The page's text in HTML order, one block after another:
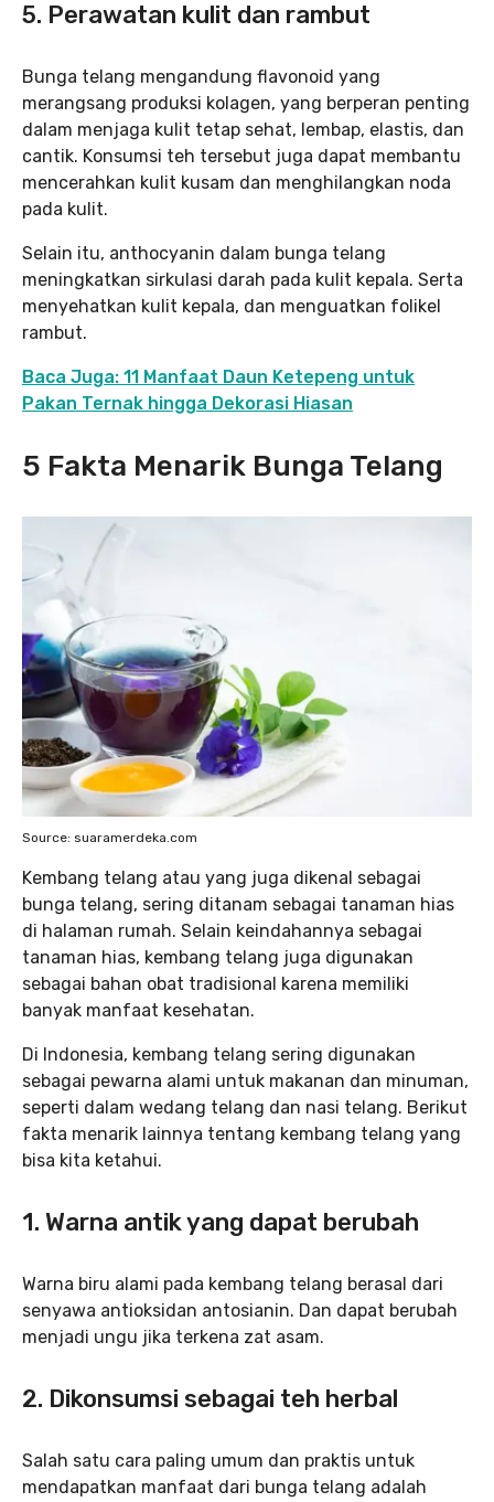
5. Perawatan kulit dan rambut
Bunga telang mengandung flavonoid yang
merangsang produksi kolagen, yang berperan penting
dalam menjaga kulit tetap sehat, lembap, elastis, dan
cantik. Konsumsi teh tersebut juga dapat membantu
mencerahkan kulit kusam dan menghilangkan noda
pada kulit.
Selain itu, anthocyanin dalam bunga telang
meningkatkan sirkulasi darah pada kulit kepala. Serta
menyehatkan kulit kepala, dan menguatkan folikel
rambut.
Baca Juga: 11 Manfaat Daun Ketepeng untuk
Pakan Ternak hingga Dekorasi Hiasan
5 Fakta Menarik Bunga Telang
Source: suaramerdeka.com
Kembang telang atau yang juga dikenal sebagai
bunga telang, sering ditanam sebagai tanaman hias
di halaman rumah. Selain keindahannya sebagai
tanaman hias, kembang telang juga digunakan
sebagai bahan obat tradisional karena memiliki
banyak manfaat kesehatan.
Di Indonesia, kembang telang sering digunakan
sebagai pewarna alami untuk makanan dan minuman,
seperti dalam wedang telang dan nasi telang. Berikut
fakta menarik lainnya tentang kembang telang yang
bisa kita ketahui.
1. Warna antik yang dapat berubah
Warna biru alami pada kembang telang berasal dari
senyawa antioksidan antosianin. Dan dapat berubah
menjadi ungu jika terkena zat asam.
2. Dikonsumsi sebagai teh herbal
Salah satu cara paling umum dan praktis untuk
mendapatkan manfaat dari bunga telang adalah